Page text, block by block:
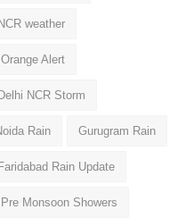
weather
Orange Alert
Delhi NCR Storm
Rain Gurugram Rain
Faridabad Rain Update
Pre Monsoon Showers